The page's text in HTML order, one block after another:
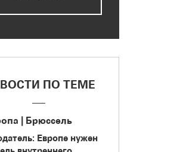
ПО ТЕМЕ
| Брюссель
Европе нужен